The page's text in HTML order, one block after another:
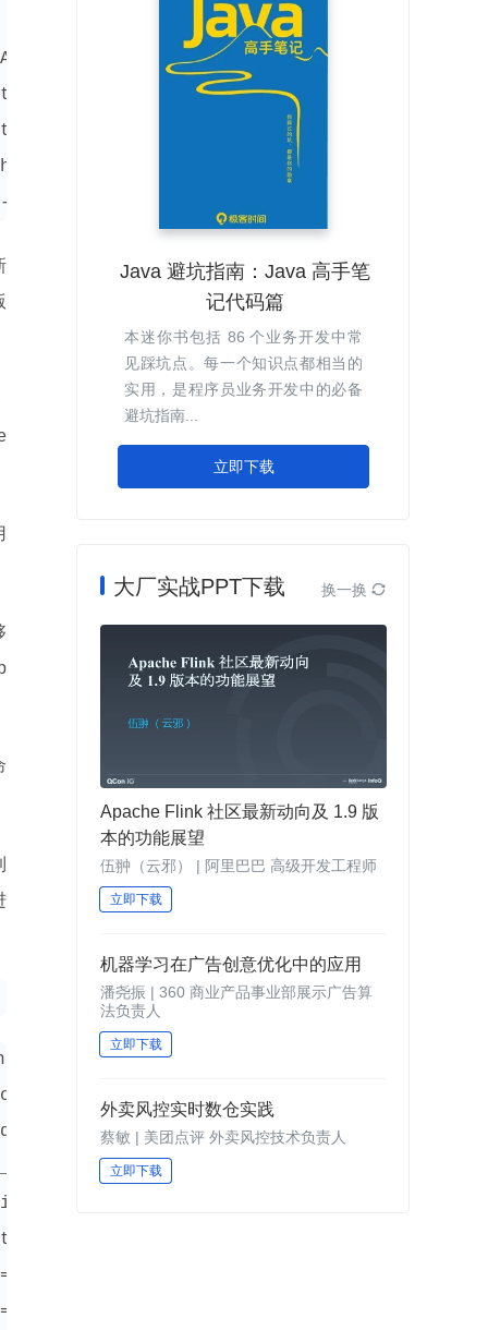
ro
ro
-n2 -d5
Fil|
Java 避坑指南：Java 高手笔
记代码篇
本迷你书包括 86 个业务开发中常
见踩坑点。每一个知识点都相当的
实用，是程序员业务开发中的必备
避坑指南...
立即下载
大厂实战PPT下载 换一换 
Apache Flink 社区最新动向及 1.9 版
本的功能展望
伍翀（云邪） | 阿里巴巴 高级开发工程师
立即下载
机器学习在广告创意优化中的应用
潘尧振 | 360 商业产品事业部展示广告算
法负责人
立即下载
外卖风控实时数仓实践
蔡敏 | 美团点评 外卖风控技术负责人
立即下载